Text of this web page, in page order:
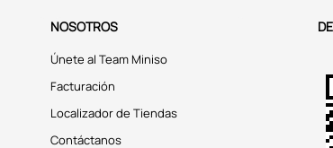
NOSOTROS
Únete al Team Miniso
Facturación
Localizador de Tiendas
Contáctanos